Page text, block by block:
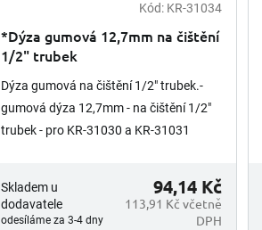
Kód: KR-31034
*Dýza gumová 12,7mm na čištění
1/2" trubek
Dýza gumová na čištění 1/2" trubek.-
gumová dýza 12,7mm - na čištění 1/2"
trubek - pro KR-31030 a KR-31031
Skladem u
dodavatele
odesíláme za 3-4 dny
113,91 Kč včetně
DPH
94,14 Kč